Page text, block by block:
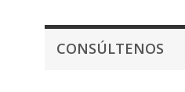
CONSÚLTENOS